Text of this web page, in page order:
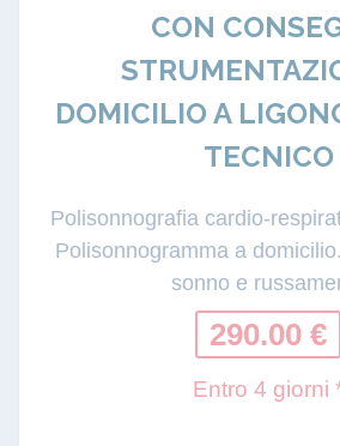
CON
DOMICILIO A
TECNICO
Polisonnografia cardio-
Polisonnogramma a
sonno e
290.00 €
Entro 4 giorni